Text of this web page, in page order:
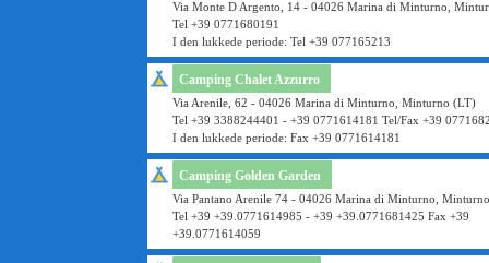
Via Monte D Argento, 14 - 04026 Marina di Minturno,
Tel +39 0771680191
I den lukkede periode: Tel +39 077165213
Camping Chalet Azzurro
Via Arenile, 62 - 04026 Marina di Minturno, Minturno (LT)
Tel +39 3388244401 - +39 0771614181 Tel/Fax +39
I den lukkede periode: Fax +39 0771614181
Camping Golden Garden
Via Pantano Arenile 74 - 04026 Marina di Minturno,
Tel +39 +39.0771614985 - +39 +39.0771681425 Fax +39
+39.0771614059